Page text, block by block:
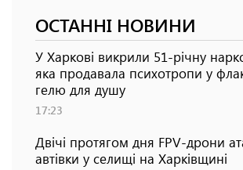
ОСТАННІ НОВИНИ
У Харкові викрили 51-річну
яка продавала психотропи у
гелю для душу
17:23
Двічі протягом дня FPV-дрони
автівки у селищі на Харківщині